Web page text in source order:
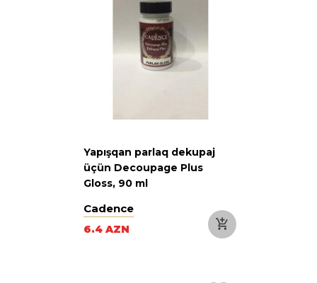
Yapışqan parlaq dekupaj
üçün Decoupage Plus
Gloss, 90 ml
Cadence
6.4 AZN